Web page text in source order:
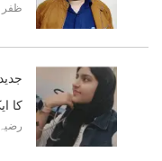
ظفر
کا